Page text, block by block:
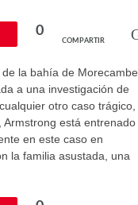
0
COMPARTIR
la bahía de Morecambe
a una investigación de
otro caso trágico,
está entrenado
en este caso en
la familia asustada, una